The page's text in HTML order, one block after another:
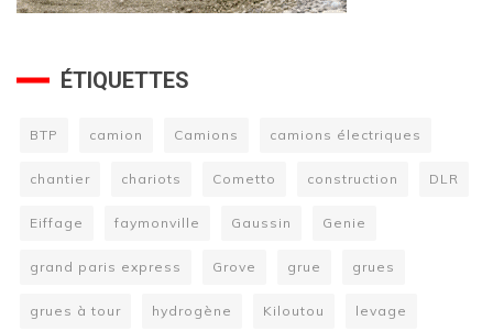
ÉTIQUETTES
BTP camion Camions camions électriques
chantier chariots Cometto construction DLR
Eiffage faymonville Gaussin Genie
grand paris express Grove grue grues
grues à tour hydrogène Kiloutou levage